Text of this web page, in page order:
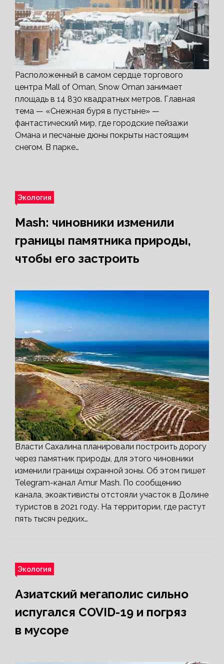
Расположенный в самом сердце торгового
центра Mall of Oman, Snow Oman занимает
площадь в 14 830 квадратных метров. Главная
тема — «Снежная буря в пустыне» —
фантастический мир, где городские пейзажи
Омана и песчаные дюны покрыты настоящим
снегом. В парке…
Экология
Mash: чиновники изменили
границы памятника природы,
чтобы его застроить
Власти Сахалина планировали построить дорогу
через памятник природы, для этого чиновники
изменили границы охранной зоны. Об этом пишет
Telegram-канал Amur Mash. По сообщению
канала, экоактивисты отстояли участок в Долине
туристов в 2021 году. На территории, где растут
пять тысяч редких…
Экология
Азиатский мегаполис сильно
испугался COVID-19 и погряз
в мусоре